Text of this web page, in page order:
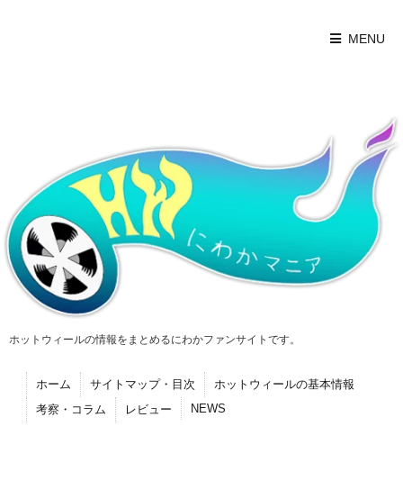
MENU
ホットウィールの情報をまとめるにわかファンサイトです。
ホーム サイトマップ・目次
ホットウィールの基本情報
考察・コラム
レビュー NEWS